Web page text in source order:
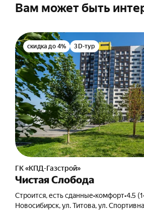
Вам может быть
скидка до 4% 3D-тур
ГК «КПД-Газстрой»
Чистая Слобода
Строится, есть сданные•комфорт•4.5
Новосибирск,ул. Титова,ул.